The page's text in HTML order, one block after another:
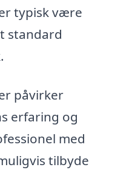
typisk være
standard
påvirker
erfaring og
med
tilbyde